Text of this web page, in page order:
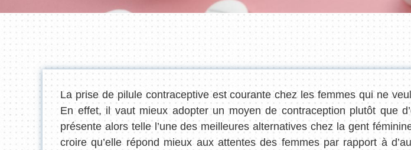
La prise de pilule contraceptive est courante chez les femmes qui ne
En effet, il vaut mieux adopter un moyen de contraception plutôt que
présente alors telle l’une des meilleures alternatives chez la gent
croire qu’elle répond mieux aux attentes des femmes par rapport à